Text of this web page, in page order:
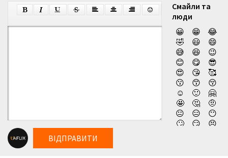
Смайли та
люди
😀
😁
😂
🤣
😃
😄
😅
😆
😉
😊
😋
😎
😍
😘
🥰
😗
😙
😚
☺️
🙂
🤗
🤩
🤔
🤨
😐
😑
😶
🙄
😏
😣
ВІДПРАВИТИ